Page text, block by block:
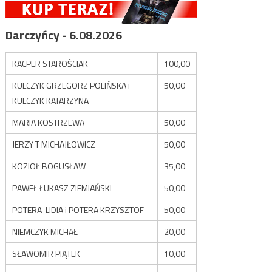
Darczyńcy - 6.08.2026
KACPER STAROŚCIAK
100,00
KULCZYK GRZEGORZ POLIŃSKA i
KULCZYK KATARZYNA
50,00
MARIA KOSTRZEWA
50,00
JERZY T MICHAJŁOWICZ
50,00
KOZIOŁ BOGUSŁAW
35,00
PAWEŁ ŁUKASZ ZIEMIAŃSKI
50,00
POTERA LIDIA i POTERA KRZYSZTOF
50,00
NIEMCZYK MICHAŁ
20,00
SŁAWOMIR PIĄTEK
10,00